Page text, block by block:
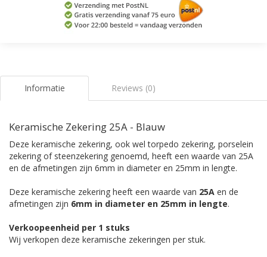
Informatie Reviews (0)
Keramische Zekering 25A - Blauw
Deze keramische zekering, ook wel torpedo zekering, porselein
zekering of steenzekering genoemd, heeft een waarde van 25A
en de afmetingen zijn 6mm in diameter en 25mm in lengte.
Deze keramische zekering heeft een waarde van 25A en de
afmetingen zijn 6mm in diameter en 25mm in lengte.
Verkoopeenheid per 1 stuks
Wij verkopen deze keramische zekeringen per stuk.